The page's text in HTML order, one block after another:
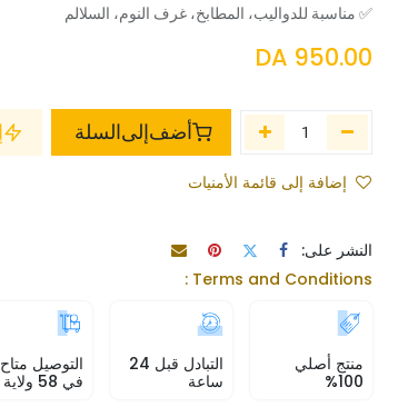
✅ مناسبة للدواليب، المطابخ، غرف النوم، السلالم
950.00
أضف إلى ​ السلة
إضافة إلى قائمة الأمنيات
النشر على:
Terms and Conditions :
منتج أصلي
100%
التبادل قبل 24
ساعة
التوصيل متاح
في 58 ولاية